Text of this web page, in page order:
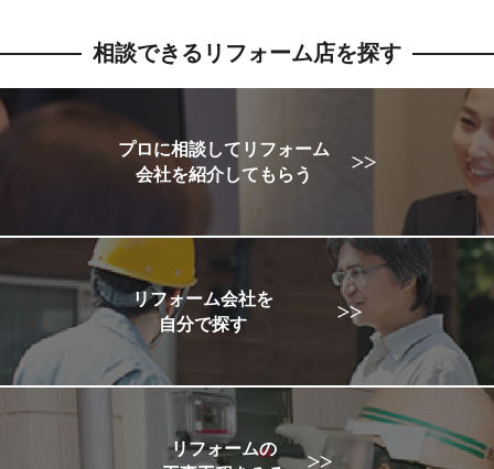
相談できるリフォーム店を探す
プロに相談してリフォーム
会社を紹介してもらう
リフォーム会社を
自分で探す
リフォームの